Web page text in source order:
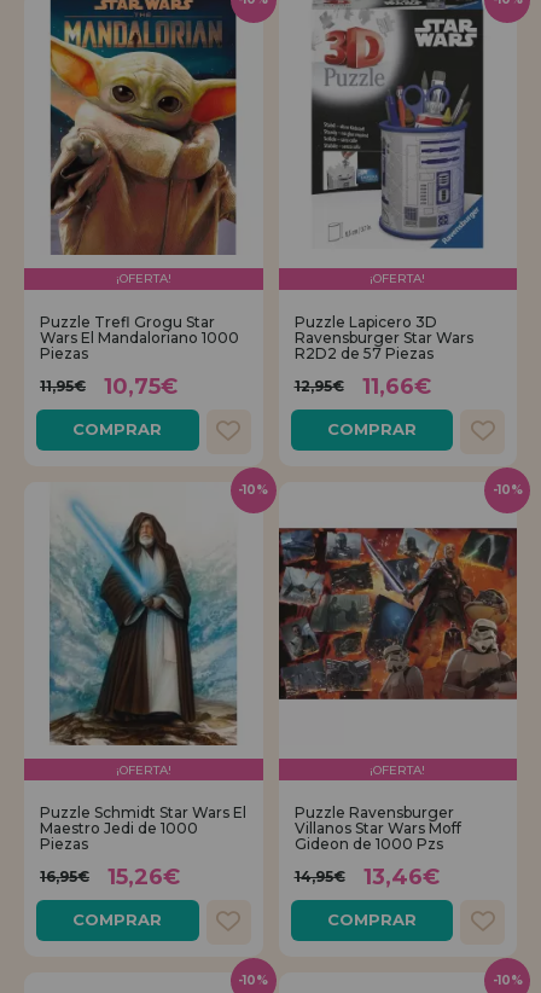
¡OFERTA!
Puzzle Trefl Grogu Star
Wars El Mandaloriano 1000
Piezas
11,95€
10,75€
COMPRAR
¡OFERTA!
Puzzle Lapicero 3D
Ravensburger Star Wars
R2D2 de 57 Piezas
12,95€
11,66€
COMPRAR
¡OFERTA!
Puzzle Schmidt Star Wars El
Maestro Jedi de 1000
Piezas
16,95€
15,26€
COMPRAR
-10%
¡OFERTA!
Puzzle Ravensburger
Villanos Star Wars Moff
Gideon de 1000 Pzs
14,95€
13,46€
COMPRAR
-10%
-10% -10%